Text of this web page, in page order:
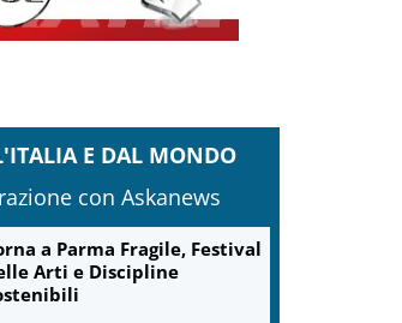
E DAL MONDO
con Askanews
a Parma Fragile, Festival
Arti e Discipline